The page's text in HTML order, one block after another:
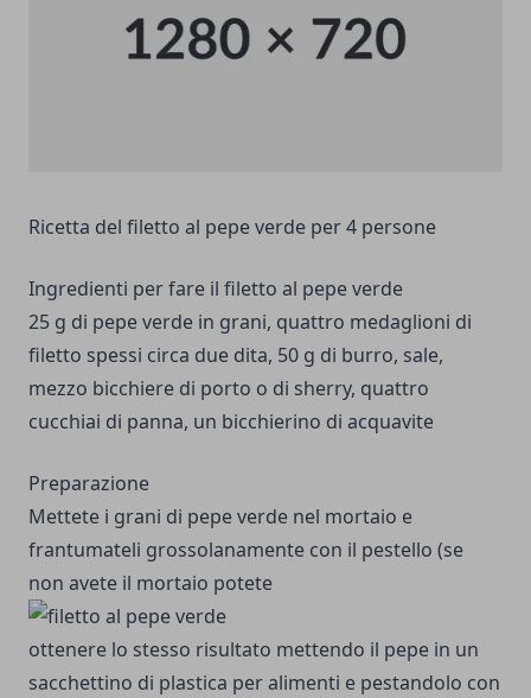
Ricetta del filetto al pepe verde per 4 persone
Ingredienti per fare il filetto al pepe verde
25 g di pepe verde in grani, quattro medaglioni di
filetto spessi circa due dita, 50 g di burro, sale,
mezzo bicchiere di porto o di sherry, quattro
cucchiai di panna, un bicchierino di acquavite
Preparazione
Mettete i grani di pepe verde nel mortaio e
frantumateli grossolanamente con il pestello (se
non avete il mortaio potete
ottenere lo stesso risultato mettendo il pepe in un
sacchettino di plastica per alimenti e pestandolo con